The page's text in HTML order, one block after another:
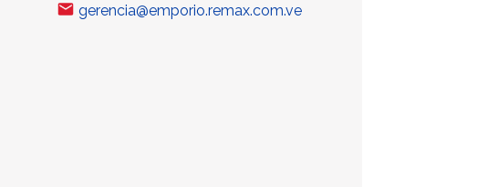
gerencia@emporio.remax.com.ve